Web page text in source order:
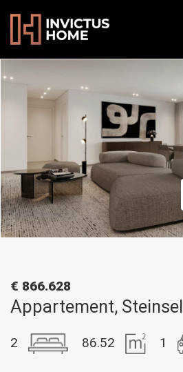
€ 866.628
Appartement, Steinsel
2 86.52 1